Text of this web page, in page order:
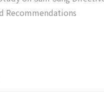
Recommendations